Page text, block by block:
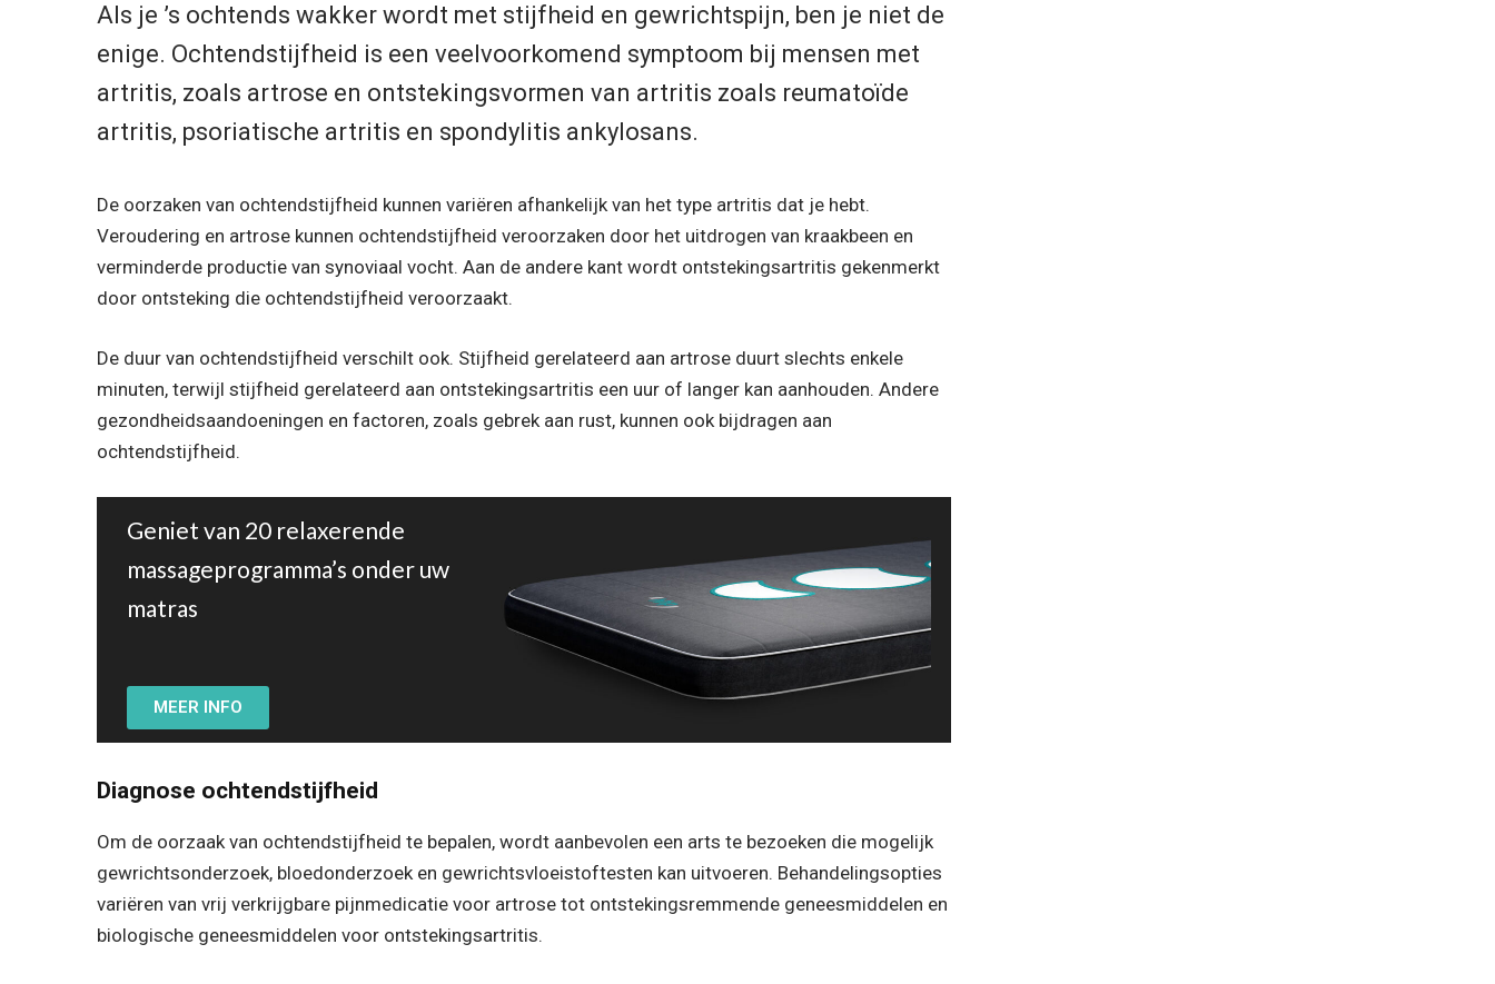
Als je ’s ochtends wakker wordt met stijfheid en gewrichtspijn, ben je niet de
enige. Ochtendstijfheid is een veelvoorkomend symptoom bij mensen met
artritis, zoals artrose en ontstekingsvormen van artritis zoals reumatoïde
artritis, psoriatische artritis en spondylitis ankylosans.
De oorzaken van ochtendstijfheid kunnen variëren afhankelijk van het type artritis dat je hebt.
Veroudering en artrose kunnen ochtendstijfheid veroorzaken door het uitdrogen van kraakbeen en
verminderde productie van synoviaal vocht. Aan de andere kant wordt ontstekingsartritis gekenmerkt
door ontsteking die ochtendstijfheid veroorzaakt.
De duur van ochtendstijfheid verschilt ook. Stijfheid gerelateerd aan artrose duurt slechts enkele
minuten, terwijl stijfheid gerelateerd aan ontstekingsartritis een uur of langer kan aanhouden. Andere
gezondheidsaandoeningen en factoren, zoals gebrek aan rust, kunnen ook bijdragen aan
ochtendstijfheid.
Geniet van 20 relaxerende
massageprogramma’s onder uw
matras
MEER INFO
Diagnose ochtendstijfheid
Om de oorzaak van ochtendstijfheid te bepalen, wordt aanbevolen een arts te bezoeken die mogelijk
gewrichtsonderzoek, bloedonderzoek en gewrichtsvloeistoftesten kan uitvoeren. Behandelingsopties
variëren van vrij verkrijgbare pijnmedicatie voor artrose tot ontstekingsremmende geneesmiddelen en
biologische geneesmiddelen voor ontstekingsartritis.